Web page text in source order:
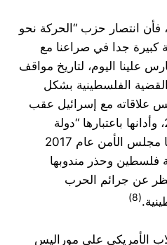
فأن انتصار حزب “الحركة نحو
كبيرة جدا في صراعنا مع
علينا اليوم، لتاريخ مواقف
الفلسطينية بشكل
علاقاته مع إسرائيل عقب
هجومها على غزة عام 2014، وأدانها باعتبارها “دولة
إرهابية”. وحين رأست بوليفيا مجلس الأمن عام 2017
وحذر مندوبها
عن جرائم الحرب
(8)
الأمريكي على موراليس